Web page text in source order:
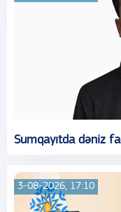
Sumqayıtda dəniz
3-08-2026, 17:10